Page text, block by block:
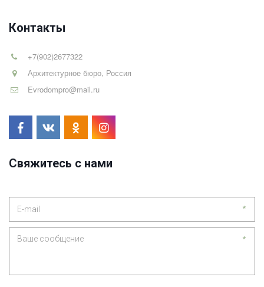
Контакты
+7(902)2677322
Архитектурное бюро, Россия
Evrodompro@mail.ru
Свяжитесь с нами
*
*